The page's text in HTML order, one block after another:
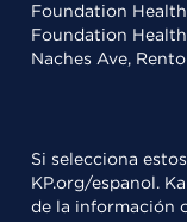
Foundation
Foundation
Naches Ave,
Si selecciona
KP.org/espanol.
de la información